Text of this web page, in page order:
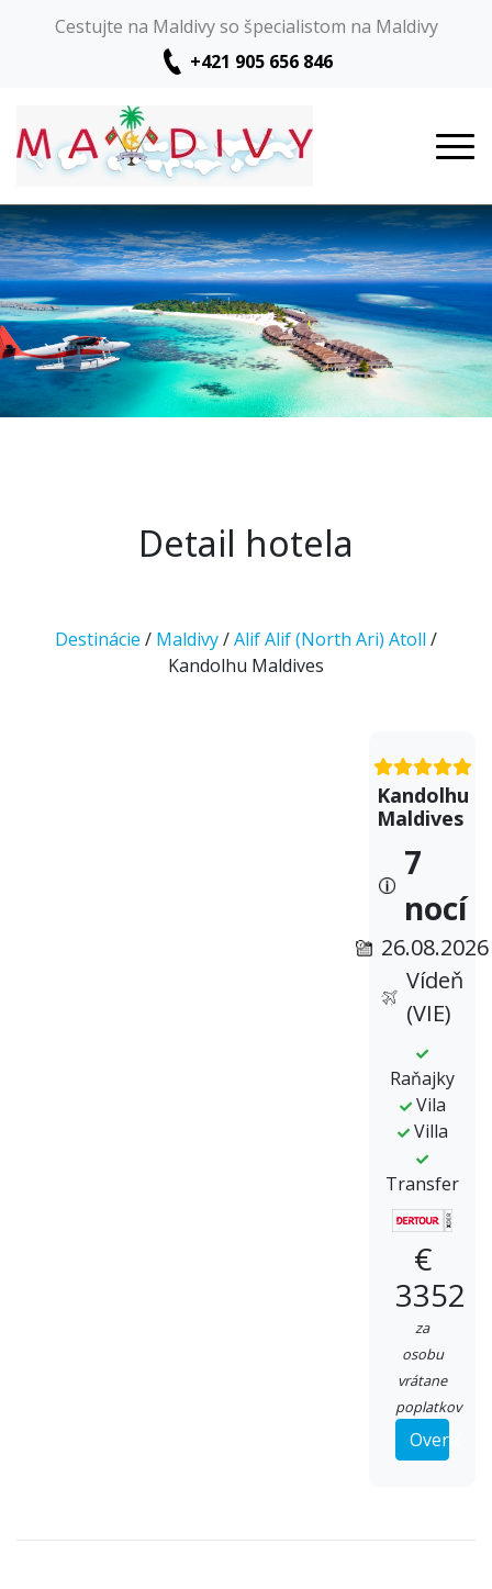
Cestujte na Maldivy so špecialistom na Maldivy
+421 905 656 846
Detail hotela
Destinácie / Maldivy/Alif Alif (North Ari) Atoll /
Kandolhu Maldives
Kandolhu
Maldives
7
nocí
26.08.2026
Vídeň
(VIE)
Raňajky
Vila
Villa
Transfer
€
3352
za
osobu
vrátane
poplatkov
Overiť